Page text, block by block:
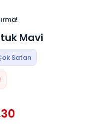
Mavi
Satan